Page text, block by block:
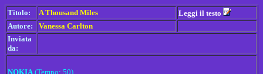
Titolo: A Thousand Miles
Leggi il testo
Autore:
Vanessa Carlton
Inviata
da:
NOKIA(Tempo: 50)